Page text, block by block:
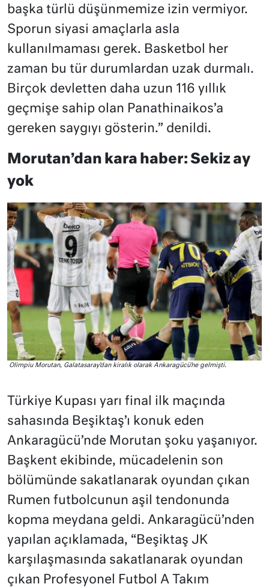
başka türlü düşünmemize izin vermiyor.
Sporun siyasi amaçlarla asla
kullanılmaması gerek. Basketbol her
zaman bu tür durumlardan uzak durmalı.
Birçok devletten daha uzun 116 yıllık
geçmişe sahip olan Panathinaikos’a
gereken saygıyı gösterin.” denildi.
Morutan’dan kara haber: Sekiz ay
yok
Olimpiu Morutan, Galatasaray’dan kiralık olarak Ankaragücü’ne gelmişti.
Türkiye Kupası yarı final ilk maçında
sahasında Beşiktaş’ı konuk eden
Ankaragücü’nde Morutan şoku yaşanıyor.
Başkent ekibinde, mücadelenin son
bölümünde sakatlanarak oyundan çıkan
Rumen futbolcunun aşil tendonunda
kopma meydana geldi. Ankaragücü’nden
yapılan açıklamada, “Beşiktaş JK
karşılaşmasında sakatlanarak oyundan
çıkan Profesyonel Futbol A Takım